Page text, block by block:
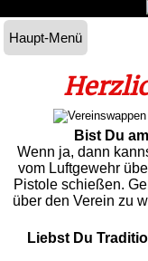
Haupt-Menü
Bist Du
Wenn ja, dann
vom Luftgewehr
Pistole schießen.
über den Verein zu
Liebst Du